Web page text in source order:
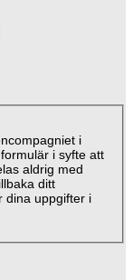
i
i syfte att
aldrig med
ditt
dina uppgifter i